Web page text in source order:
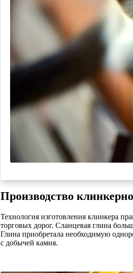
Производство
Технология изготовления клинкера
торговых дорог. Сланцевая глина
Глина приобретала необходимую
с добычей камня.